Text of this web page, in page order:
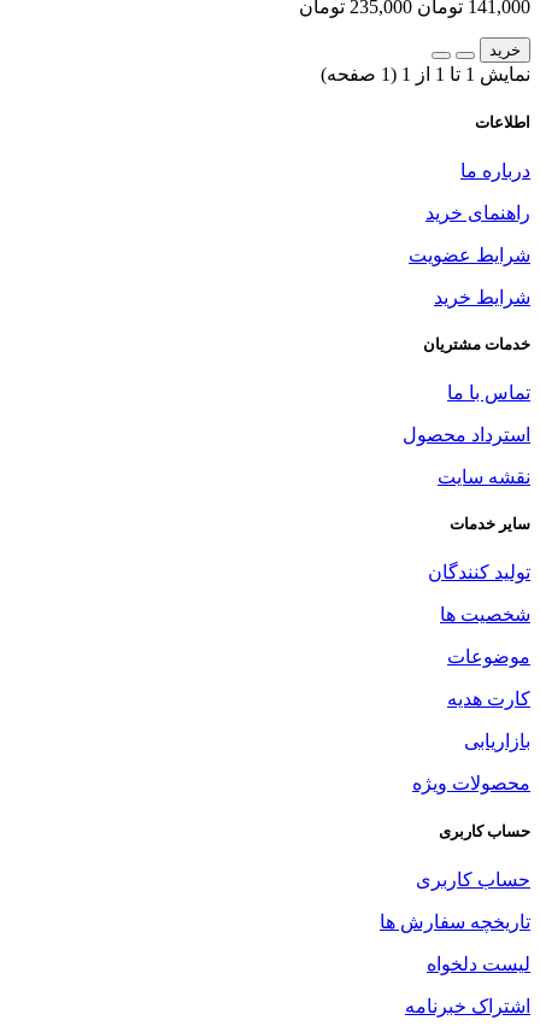
141,000 تومان 235,000 تومان
خرید
نمایش 1 تا 1 از 1 (1 صفحه)
اطلاعات
درباره ما
راهنمای خرید
شرایط عضویت
شرایط خرید
خدمات مشتریان
تماس با ما
استرداد محصول
نقشه سایت
سایر خدمات
تولید کنندگان
شخصیت ها
موضوعات
کارت هدیه
بازاریابی
محصولات ویژه
حساب کاربری
حساب کاربری
تاریخچه سفارش ها
لیست دلخواه
اشتراک خبرنامه